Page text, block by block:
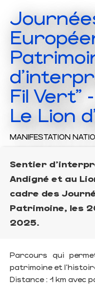
Fil Vert"
Le Lion
MANIFESTATION
Sentier
Andigné et au
cadre des
Patrimoine, les
2025.
Parcours qui
patrimoine et
Distance : 1 km avec